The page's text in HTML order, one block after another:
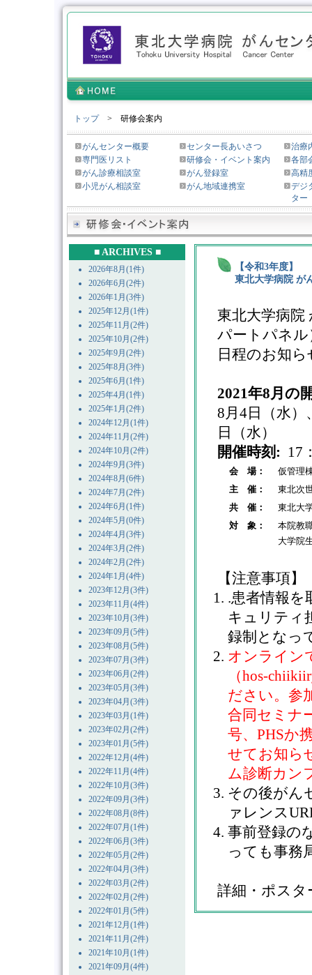
トップ> 研修会案内
がんセンター概要 センター長あいさつ
治療
専門医リスト
研修会・イベント案内
各部
がん診療相談室
がん登録室
高精
小児がん相談室
がん地域連携室
デジ
ター
■ ARCHIVES ■
2026年8月(1件)
2026年6月(2件)
2026年1月(3件)
2025年12月(1件)
2025年11月(2件)
2025年10月(2件)
2025年9月(2件)
2025年8月(3件)
2025年6月(1件)
2025年4月(1件)
2025年1月(2件)
2024年12月(1件)
2024年11月(2件)
2024年10月(2件)
2024年9月(3件)
2024年8月(6件)
2024年7月(2件)
2024年6月(1件)
2024年5月(0件)
2024年4月(3件)
2024年3月(2件)
2024年2月(2件)
2024年1月(4件)
2023年12月(3件)
2023年11月(4件)
2023年10月(3件)
2023年09月(5件)
2023年08月(5件)
2023年07月(3件)
2023年06月(2件)
2023年05月(3件)
2023年04月(3件)
2023年03月(1件)
2023年02月(2件)
2023年01月(5件)
2022年12月(4件)
2022年11月(4件)
2022年10月(3件)
2022年09月(3件)
2022年08月(8件)
2022年07月(1件)
2022年06月(3件)
2022年05月(2件)
2022年04月(3件)
2022年03月(2件)
2022年02月(2件)
2022年01月(5件)
2021年12月(1件)
2021年11月(2件)
2021年10月(1件)
2021年09月(4件)
【令和3年度】
東北大学病院 が
東北大学病
パートパネル
日程のお知ら
2021年8月の
8月4日（水）
日（水）
開催時刻: 17
会 場：
仮管理
主 催：
東北次
共 催：
東北大
対 象：
本院教
大学院
【注意事項】
.患者情報を
キュリティ
録制となっ
オンライン
（hos-
ださい。参
合同セミナ
号、PHSか
せてお知ら
ム診断カン
その後がん
ァレンス
事前登録の
っても事務
詳細・ポスタ